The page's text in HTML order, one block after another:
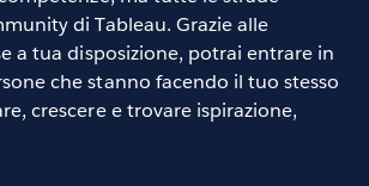
di Tableau. Grazie alle
a tua disposizione, potrai entrare in
che stanno facendo il tuo stesso
crescere e trovare ispirazione,